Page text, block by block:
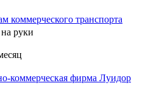
коммерческого транспорта
на руки
коммерческая фирма Луидор